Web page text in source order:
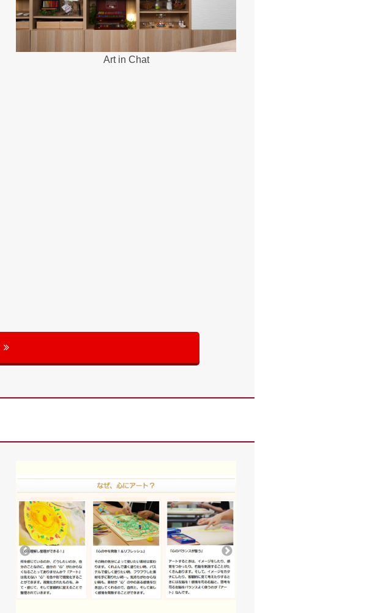
Art in Chat